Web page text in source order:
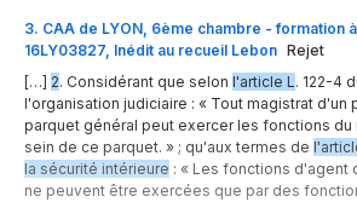
3. CAA de LYON, 6ème chambre - formation
16LY03827, Inédit au recueil Lebon Rejet
[…] 2. Considérant que selon l'article L. 122-4
l'organisation judiciaire : « Tout magistrat d'un
parquet général peut exercer les fonctions du
sein de ce parquet. » ; qu'aux termes de
la sécurité intérieure : « Les fonctions d'agent
ne peuvent être exercées que par des